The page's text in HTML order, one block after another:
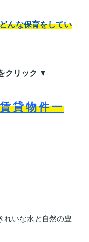
んな保育をしてい
クリック ▼
貸物件一
れいな水と自然の豊